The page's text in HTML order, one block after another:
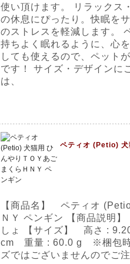
使い頂けます。 リラックス
の休息にぴったり。快眠を
のストレスを軽減します。
持ちよく眠れるように、心
しても使えるので、ペット
です！ サイズ・デザインに
は、
ペティオ (Petio) 犬
【商品名】 ペティオ
ＮＹ ペンギン 【商品説明
しょ 【サイズ】 高さ :
cm 重量 : 60.0 g ※梱包時
ズではございませんのでご